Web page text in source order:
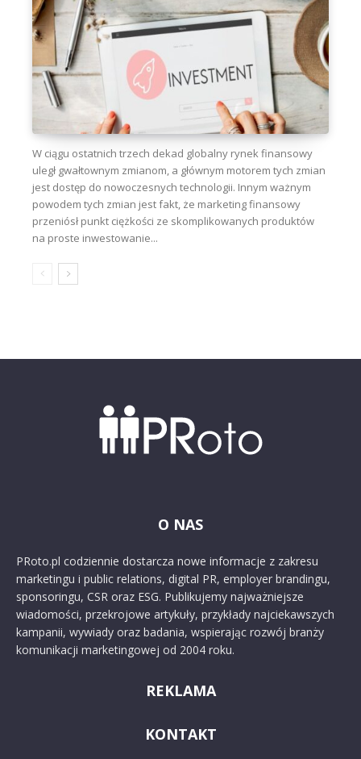
W ciągu ostatnich trzech dekad globalny rynek finansowy
uległ gwałtownym zmianom, a głównym motorem tych zmian
jest dostęp do nowoczesnych technologii. Innym ważnym
powodem tych zmian jest fakt, że marketing finansowy
przeniósł punkt ciężkości ze skomplikowanych produktów
na proste inwestowanie...
O NAS
PRoto.pl codziennie dostarcza nowe informacje z zakresu
marketingu i public relations, digital PR, employer brandingu,
sponsoringu, CSR oraz ESG. Publikujemy najważniejsze
wiadomości, przekrojowe artykuły, przykłady najciekawszych
kampanii, wywiady oraz badania, wspierając rozwój branży
komunikacji marketingowej od 2004 roku.
REKLAMA
KONTAKT